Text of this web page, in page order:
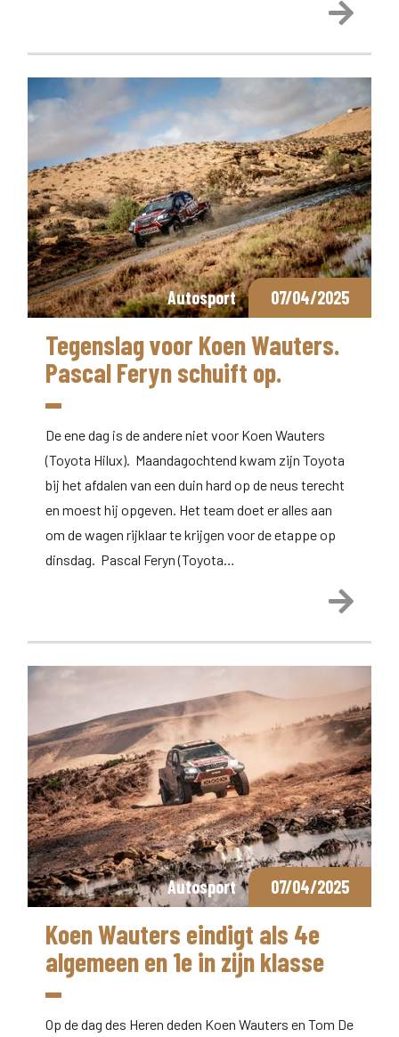
Lees
Autosport 07/04/2025
Tegenslag voor Koen Wauters.
Pascal Feryn schuift op.
De ene dag is de andere niet voor Koen Wauters
(Toyota Hilux). Maandagochtend kwam zijn Toyota
bij het afdalen van een duin hard op de neus terecht
en moest hij opgeven. Het team doet er alles aan
om de wagen rijklaar te krijgen voor de etappe op
dinsdag. Pascal Feryn (Toyota…
Lees
Autosport 07/04/2025
Koen Wauters eindigt als 4e
algemeen en 1e in zijn klasse
Op de dag des Heren deden Koen Wauters en Tom De